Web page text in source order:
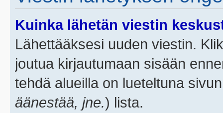
Kuinka lähetän viestin
Lähettääksesi uuden viestin.
joutua kirjautumaan sisään
tehdä alueilla on lueteltuna
äänestää, jne.) lista.